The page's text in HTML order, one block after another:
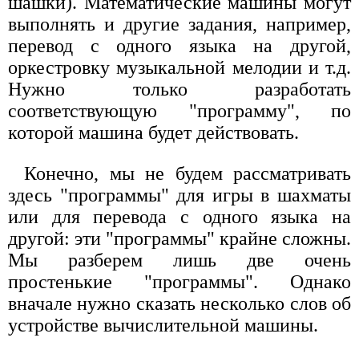
выполнять и другие задания, например,
перевод с одного языка на другой,
оркестровку музыкальной мелодии и т.д.
Нужно только разработать
соответствующую "программу", по
которой машина будет действовать.
Конечно, мы не будем рассматривать
здесь "программы" для игры в шахматы
или для перевода с одного языка на
другой: эти "программы" крайне сложны.
Мы разберем лишь две очень
простенькие "программы". Однако
вначале нужно сказать несколько слов об
устройстве вычислительной машины.